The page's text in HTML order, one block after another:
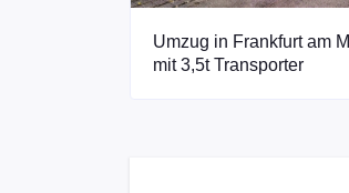
Umzug in Frankfurt am
mit 3,5t Transporter